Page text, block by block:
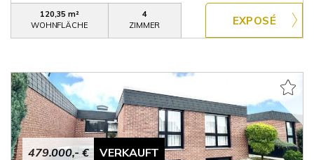
120,35 m²
WOHNFLÄCHE
4
ZIMMER
479.000,- € VERKAUFT